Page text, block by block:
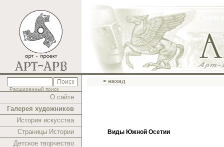
Расширенный поиск
О сайте
Галерея художников
История искусства
Страницы Истории
Детское творчество
< назад
Виды Южной Осетии